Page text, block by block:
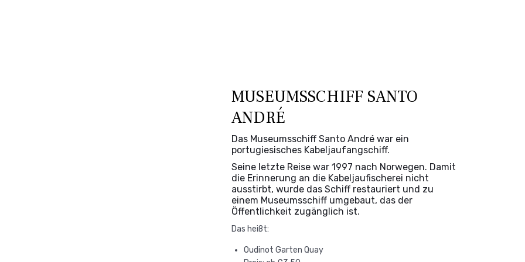
MUSEUMSSCHIFF SANTO
ANDRÉ
Das Museumsschiff Santo André war ein
portugiesisches Kabeljaufangschiff.
Seine letzte Reise war 1997 nach Norwegen. Damit
die Erinnerung an die Kabeljaufischerei nicht
ausstirbt, wurde das Schiff restauriert und zu
einem Museumsschiff umgebaut, das der
Öffentlichkeit zugänglich ist.
Das heißt:
Oudinot Garten Quay